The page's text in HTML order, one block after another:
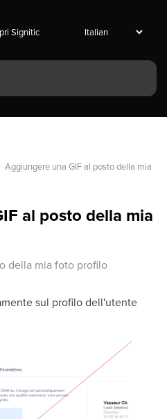
Signitic
Aggiungere una GIF al posto della mia
al posto della mia
della mia foto profilo
sul profilo dell'utente